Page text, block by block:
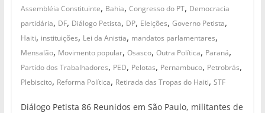
Assembléia Constituinte, Bahia, Congresso do PT, Democracia
partidária, DF, Diálogo Petista, DP, Eleições, Governo Petista,
Haiti, instituições, Lei da Anistia, mandatos parlamentares,
Mensalão, Movimento popular, Osasco, Outra Política, Paraná,
Partido dos Trabalhadores, PED, Pelotas, Pernambuco, Petrobrás,
Plebiscito, Reforma Política, Retirada das Tropas do Haiti, STF
Diálogo Petista 86 Reunidos em São Paulo, militantes de